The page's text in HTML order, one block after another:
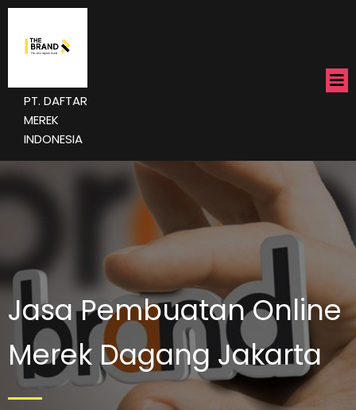
PT. DAFTAR
MEREK
INDONESIA
Jasa Pembuatan Online
Merek Dagang Jakarta